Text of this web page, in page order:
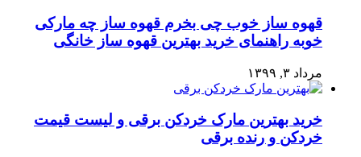
قهوه ساز خوب چی بخرم قهوه ساز چه مارکی
خوبه راهنمای خرید بهترین قهوه ساز خانگی
مرداد ۳, ۱۳۹۹
خرید بهترین مارک خردکن برقی و لیست قیمت
خردکن و رنده برقی